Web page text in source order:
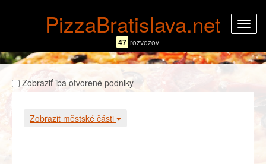
PizzaBratislava.net
47 rozvozov
Zobraziť iba otvorené podniky
Zobrazit městské části